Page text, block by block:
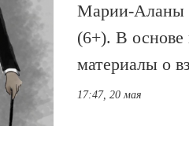
Марии-Аланы
(6+). В
материалы о
17:47, 20 мая